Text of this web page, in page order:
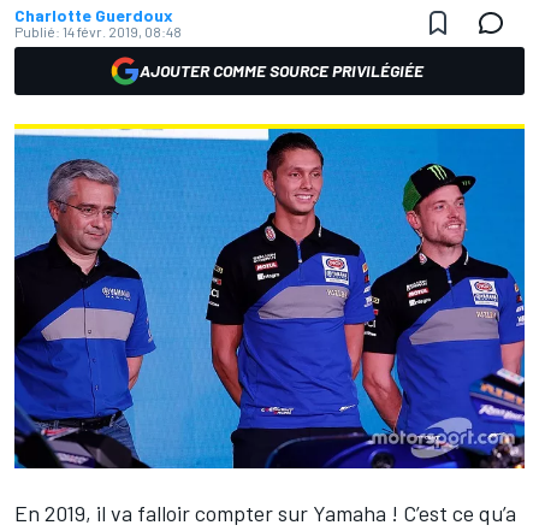
Charlotte Guerdoux
Publié: 14 févr. 2019, 08:48
AJOUTER COMME SOURCE PRIVILÉGIÉE
En 2019, il va falloir compter sur Yamaha ! C’est ce qu’a